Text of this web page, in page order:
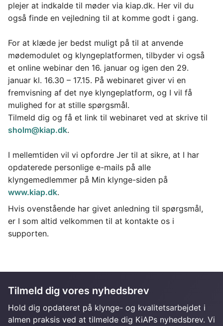
plejer at indkalde til møder via kiap.dk. Her vil du
også finde en vejledning til at komme godt i gang.
For at klæde jer bedst muligt på til at anvende
mødemodulet og klyngeplatformen, tilbyder vi også
et online webinar den 16. januar og igen den 29.
januar kl. 16.30 – 17.15. På webinaret giver vi en
fremvisning af det nye klyngeplatform, og I vil få
mulighed for at stille spørgsmål.
Tilmeld dig og få et link til webinaret ved at skrive til
sholm@kiap.dk.
I mellemtiden vil vi opfordre Jer til at sikre, at I har
opdaterede personlige e-mails på alle
klyngemedlemmer på Min klynge-siden på
www.kiap.dk.
Hvis ovenstående har givet anledning til spørgsmål,
er I som altid velkommen til at kontakte os i
supporten.
Tilmeld dig vores nyhedsbrev
Hold dig opdateret på klynge- og kvalitetsarbejdet i
almen praksis ved at tilmelde dig KiAPs nyhedsbrev. Vi